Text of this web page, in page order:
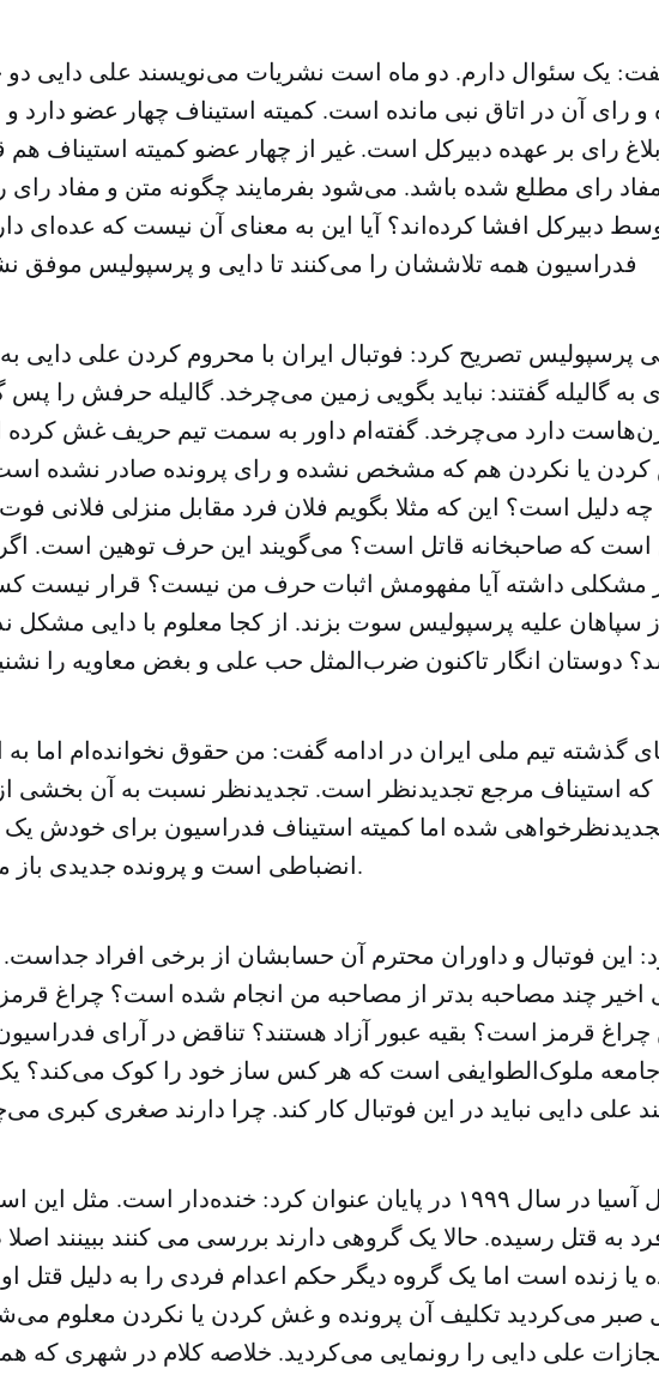
یک سئوال دارم. دو ماه است نشریات می‌نویسند علی دایی
رای آن در اتاق نبی مانده است. کمیته استیناف چهار عضو دارد و
رای بر عهده دبیرکل است. غیر از چهار عضو کمیته استیناف هم
رای مطلع شده باشد. می‌شود بفرمایند چگونه متن و مفاد رای
دبیرکل افشا کرده‌اند؟ آیا این به معنای آن نیست که عده‌ای
فدراسیون همه تلاششان را می‌کنند تا دایی و پرسپولیس موفق
پرسپولیس تصریح کرد: فوتبال ایران با محروم کردن علی دایی
گالیله گفتند: نباید بگویی زمین می‌چرخد. گالیله حرفش را
دارد می‌چرخد. گفته‌ام داور به سمت تیم حریف غش
یا نکردن هم که مشخص نشده و رای پرونده صادر نشده
دلیل است؟ این که مثلا بگویم فلان فرد مقابل منزلی فلانی
است که صاحبخانه قاتل است؟ می‌گویند این حرف توهین است.
مشکلی داشته آیا مفهومش اثبات حرف من نیست؟ قرار نیست
علیه پرسپولیس سوت بزند. از کجا معلوم با دایی مشکل
گذشته تیم ملی ایران در ادامه گفت: من حقوق نخوانده‌ام اما به
که استیناف مرجع تجدیدنظر است. تجدیدنظر نسبت به آن بخشی
شده اما کمیته استیناف فدراسیون برای خودش یک
انضباطی است و پرونده جدیدی باز می‌کند.
این فوتبال و داوران محترم آن حسابشان از برخی افراد جداست.
اخیر چند مصاحبه بدتر از مصاحبه من انجام شده است؟ چراغ
قرمز است؟ بقیه عبور آزاد هستند؟ تناقض در آرای
ملوک‌الطوایفی است که هر کس ساز خود را کوک می‌کند؟
علی دایی نباید در این فوتبال کار کند. چرا دارند صغری کبری
مرد سال فوتبال آسیا در سال‌ ۱۹۹۹ در پایان عنوان کرد: خنده‌دار است. مثل
به قتل رسیده. حالا یک گروهی دارند بررسی می کنند ببینند
یا زنده است اما یک گروه دیگر حکم اعدام فردی را به دلیل قتل او
صبر می‌کردید تکلیف آن پرونده و غش کردن یا نکردن معلوم
علی دایی را رونمایی می‌کردید. خلاصه کلام در شهری که